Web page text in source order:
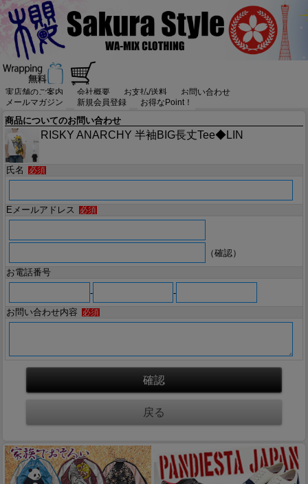
実店舗のご案内 会社概要 お支払/送料
お問い合わせ
メールマガジン
新規会員登録 お得なPoint！
商品についてのお問い合わせ
RISKY ANARCHY 半袖BIG長丈Tee◆LIN
氏名 必須
Eメールアドレス 必須
（確認）
お電話番号
-
-
お問い合わせ内容
必須